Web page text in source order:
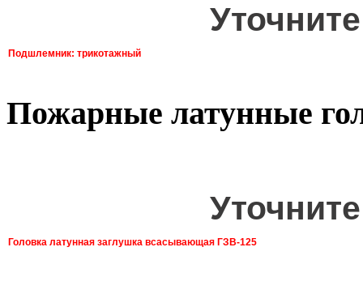
Подшлемник: трикотажный
Пожарные латунные
Головка латунная заглушка всасывающая ГЗВ-125